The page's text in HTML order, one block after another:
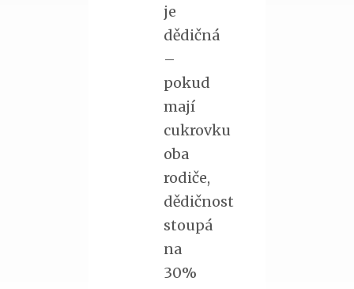
je
dědičná
–
pokud
mají
cukrovku
oba
rodiče,
dědičnost
stoupá
na
30%